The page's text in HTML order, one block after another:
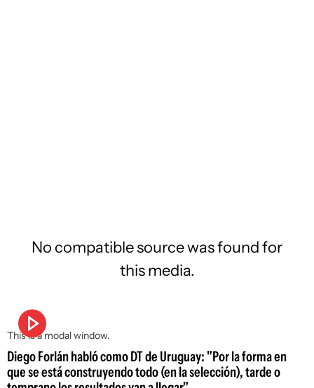
This is a modal window.
No compatible source was found for
this media.
Diego Forlán habló como DT de Uruguay: "Por la forma en
que se está construyendo todo (en la selección), tarde o